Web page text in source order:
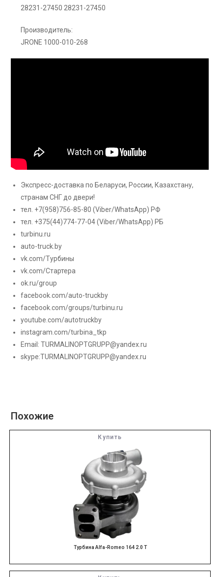
28231-27450 28231-27450
Производитель:
JRONE 1000-010-268
Экспресс-доставка по Беларуси, России, Казахстану,
странам СНГ до двери!
тел. +7(958)756-85-80 (Viber/WhatsApp) РФ
тел. +375(44)774-77-04(Viber/WhatsApp) РБ
turbinu.ru
auto-truck.by
vk.com/Турбины
vk.com/Стартера
ok.ru/group
facebook.com/auto-truckby
facebook.com/groups/turbinu.ru
youtube.com/autotruckby
instagram.com/turbina_tkp
Email:TURMALINOPTGRUPP@yandex.ru
skype:TURMALINOPTGRUPP@yandex.ru
Похожие
Купить
Турбина Alfa-Romeo 164 2.0 T